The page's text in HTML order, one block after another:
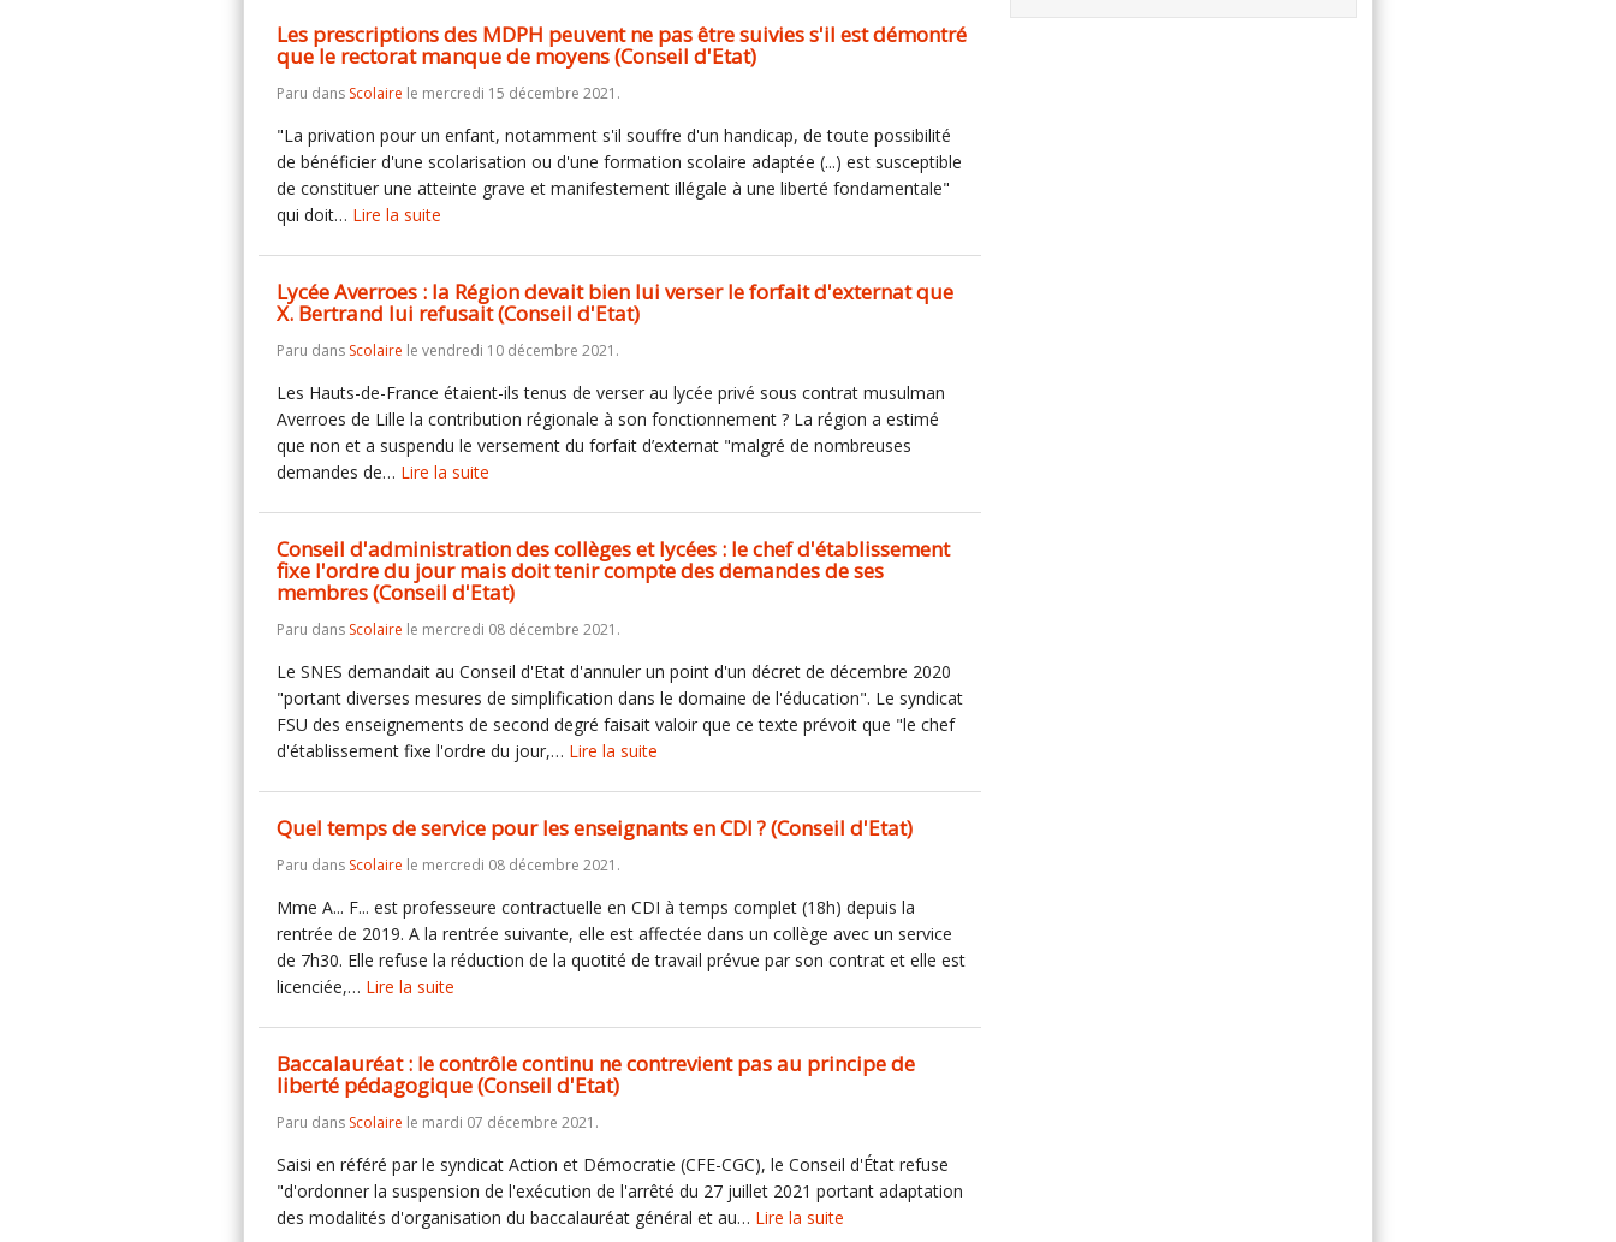
Les prescriptions des MDPH peuvent ne pas être suivies s'il est démontré
que le rectorat manque de moyens (Conseil d'Etat)
Paru dans Scolaire le mercredi 15 décembre 2021.
"La privation pour un enfant, notamment s'il souffre d'un handicap, de toute possibilité
de bénéficier d'une scolarisation ou d'une formation scolaire adaptée (...) est susceptible
de constituer une atteinte grave et manifestement illégale à une liberté fondamentale"
qui doit… Lire la suite
Lycée Averroes : la Région devait bien lui verser le forfait d'externat que
X. Bertrand lui refusait (Conseil d'Etat)
Paru dans Scolaire le vendredi 10 décembre 2021.
Les Hauts-de-France étaient-ils tenus de verser au lycée privé sous contrat musulman
Averroes de Lille la contribution régionale à son fonctionnement ? La région a estimé
que non et a suspendu le versement du forfait d’externat "malgré de nombreuses
demandes de… Lire la suite
Conseil d'administration des collèges et lycées : le chef d'établissement
fixe l'ordre du jour mais doit tenir compte des demandes de ses
membres (Conseil d'Etat)
Paru dans Scolaire le mercredi 08 décembre 2021.
Le SNES demandait au Conseil d'Etat d'annuler un point d'un décret de décembre 2020
"portant diverses mesures de simplification dans le domaine de l'éducation". Le syndicat
FSU des enseignements de second degré faisait valoir que ce texte prévoit que "le chef
d'établissement fixe l'ordre du jour,… Lire la suite
Quel temps de service pour les enseignants en CDI ? (Conseil d'Etat)
Paru dans Scolaire le mercredi 08 décembre 2021.
Mme A... F... est professeure contractuelle en CDI à temps complet (18h) depuis la
rentrée de 2019. A la rentrée suivante, elle est affectée dans un collège avec un service
de 7h30. Elle refuse la réduction de la quotité de travail prévue par son contrat et elle est
licenciée,… Lire la suite
Baccalauréat : le contrôle continu ne contrevient pas au principe de
liberté pédagogique (Conseil d'Etat)
Paru dans Scolaire le mardi 07 décembre 2021.
Saisi en référé par le syndicat Action et Démocratie (CFE-CGC), le Conseil d'État refuse
"d'ordonner la suspension de l'exécution de l'arrêté du 27 juillet 2021 portant adaptation
des modalités d'organisation du baccalauréat général et au… Lire la suite